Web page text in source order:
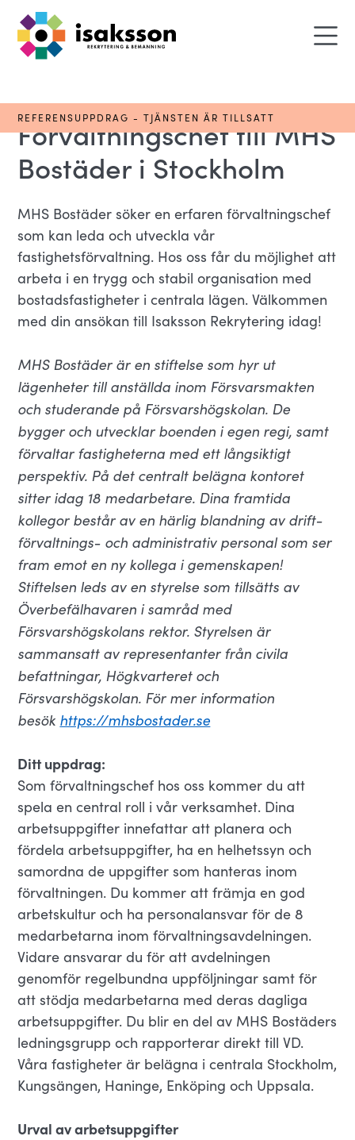
REFERENSUPPDRAG - TJÄNSTEN ÄR TILLSATT
Förvaltningschef till MHS
Bostäder i Stockholm
MHS Bostäder söker en erfaren förvaltningschef
som kan leda och utveckla vår
fastighetsförvaltning. Hos oss får du möjlighet att
arbeta i en trygg och stabil organisation med
bostadsfastigheter i centrala lägen. Välkommen
med din ansökan till Isaksson Rekrytering idag!
MHS Bostäder är en stiftelse som hyr ut
lägenheter till anställda inom Försvarsmakten
och studerande på Försvarshögskolan. De
bygger och utvecklar boenden i egen regi, samt
förvaltar fastigheterna med ett långsiktigt
perspektiv. På det centralt belägna kontoret
sitter idag 18 medarbetare. Dina framtida
kollegor består av en härlig blandning av drift-
förvaltnings- och administrativ personal som ser
fram emot en ny kollega i gemenskapen!
Stiftelsen leds av en styrelse som tillsätts av
Överbefälhavaren i samråd med
Försvarshögskolans rektor. Styrelsen är
sammansatt av representanter från civila
befattningar, Högkvarteret och
Försvarshögskolan. För mer information
besök https://mhsbostader.se
Ditt uppdrag:
Som förvaltningschef hos oss kommer du att
spela en central roll i vår verksamhet. Dina
arbetsuppgifter innefattar att planera och
fördela arbetsuppgifter, ha en helhetssyn och
samordna de uppgifter som hanteras inom
förvaltningen. Du kommer att främja en god
arbetskultur och ha personalansvar för de 8
medarbetarna inom förvaltningsavdelningen.
Vidare ansvarar du för att avdelningen
genomför regelbundna uppföljningar samt för
att stödja medarbetarna med deras dagliga
arbetsuppgifter. Du blir en del av MHS Bostäders
ledningsgrupp och rapporterar direkt till VD.
Våra fastigheter är belägna i centrala Stockholm,
Kungsängen, Haninge, Enköping och Uppsala.
Urval av arbetsuppgifter